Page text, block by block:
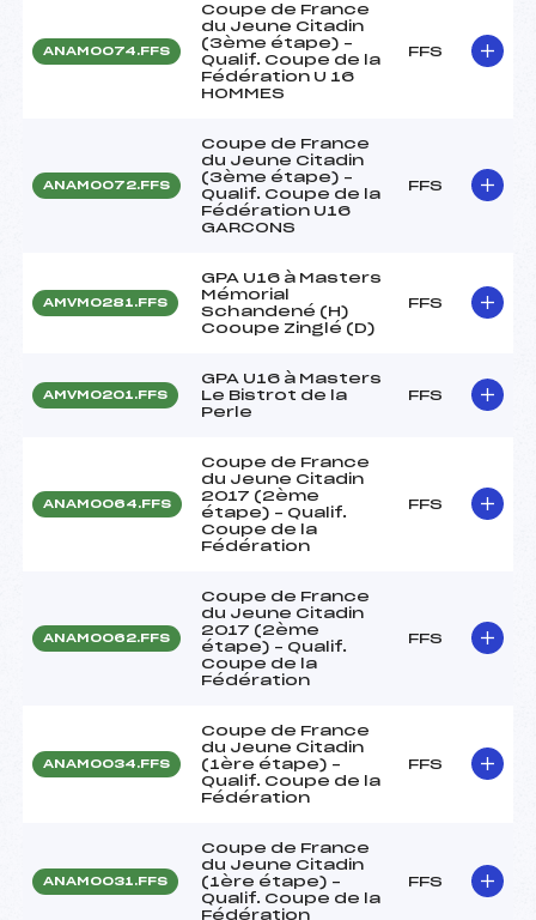
ANAM0074.FFS
Coupe de France
du Jeune Citadin
(3ème étape) –
Qualif. Coupe de la
Fédération U 16
HOMMES
FFS
ANAM0072.FFS
Coupe de France
du Jeune Citadin
(3ème étape) –
Qualif. Coupe de la
Fédération U16
GARCONS
FFS
AMVM0281.FFS
GPA U16 à Masters
Mémorial
Schandené (H)
Cooupe Zinglé (D)
FFS
AMVM0201.FFS
GPA U16 à Masters
Le Bistrot de la
Perle
FFS
ANAM0064.FFS
Coupe de France
du Jeune Citadin
2017 (2ème
étape) – Qualif.
Coupe de la
Fédération
FFS
ANAM0062.FFS
Coupe de France
du Jeune Citadin
2017 (2ème
étape) – Qualif.
Coupe de la
Fédération
FFS
ANAM0034.FFS
Coupe de France
du Jeune Citadin
(1ère étape) –
Qualif. Coupe de la
Fédération
FFS
ANAM0031.FFS
Coupe de France
du Jeune Citadin
(1ère étape) –
Qualif. Coupe de la
Fédération
FFS